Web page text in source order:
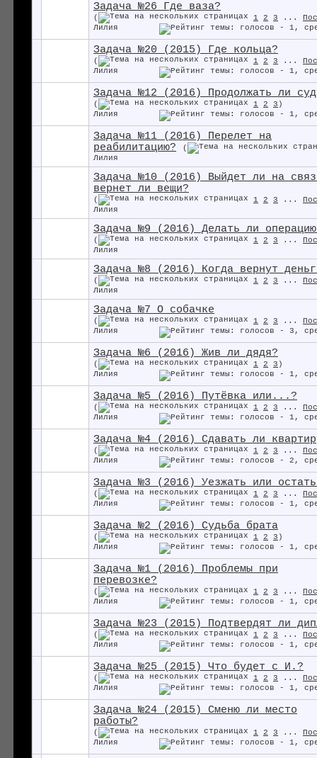
Задача №26 Где ваза?
( 1 2 3 ...
Лилия
Задача №20 (2015) Где кольца?
( 1 2 3 ...
Лилия
Задача №12 (2016) Продолжать ли
( 1 2 3 )
Лилия
Задача №11 (2016) Перелет на
реабилитацию?
(
Лилия
Задача №10 (2016) Выйдет ли на
вернет ли вещи?
( 1 2 3 ...
Лилия
Задача №9 (2016) Делать ли
( 1 2 3 ...
Лилия
Задача №8 (2016) Когда вернут
( 1 2 3 ...
Лилия
Задача №7 О собачке
( 1 2 3 ...
Лилия
Задача №6 (2016) Жив ли дядя?
( 1 2 3 )
Лилия
Задача №5 (2016) Путёвка или...?
( 1 2 3 ...
Лилия
Задача №4 (2016) Сдавать ли
( 1 2 3 ...
Лилия
Задача №3 (2016) Уезжать или
( 1 2 3 ...
Лилия
Задача №2 (2016) Судьба брата
( 1 2 3 )
Лилия
Задача №1 (2016) Проблемы при
перевозке?
( 1 2 3 ...
Лилия
Задача №23 (2015) Подтвердят ли
( 1 2 3 ...
Лилия
Задача №25 (2015) Что будет с И.?
( 1 2 3 ...
Лилия
Задача №24 (2015) Сменю ли место
работы?
( 1 2 3 ...
Лилия